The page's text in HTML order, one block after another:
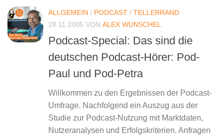
ALLGEMEIN / PODCAST / TELLERRAND
28.11.2005 VON ALEX WUNSCHEL
Podcast-Special: Das sind die
deutschen Podcast-Hörer: Pod-
Paul und Pod-Petra
Willkommen zu den Ergebnissen der Podcast-
Umfrage. Nachfolgend ein Auszug aus der
Studie zur Podcast-Nutzung mit Marktdaten,
Nutzeranalysen und Erfolgskriterien. Anfragen